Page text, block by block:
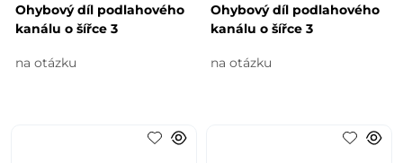
Ohybový díl podlahového
kanálu o šířce 3
na otázku
Ohybový díl podlahového
kanálu o šířce 3
na otázku